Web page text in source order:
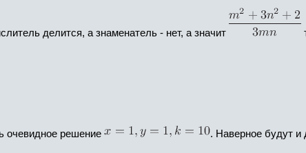
делится, а знаменатель - нет, а значит
очевидное решение . Наверное будут и